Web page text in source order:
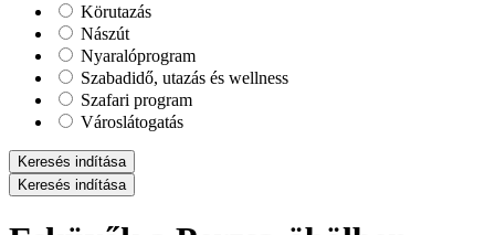
Körutazás
Nászút
Nyaralóprogram
Szabadidő, utazás és wellness
Szafari program
Városlátogatás
Keresés indítása
Keresés indítása